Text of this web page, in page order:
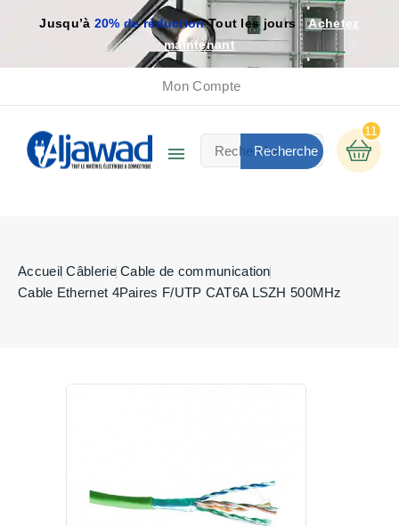
Jusqu’à 20% de réductionTout les jours
Achetez
maintenant
Mon Compte
 Recherche
11
Accueil Câblerie Cable de communication
Cable Ethernet 4Paires F/UTP CAT6A LSZH 500MHz